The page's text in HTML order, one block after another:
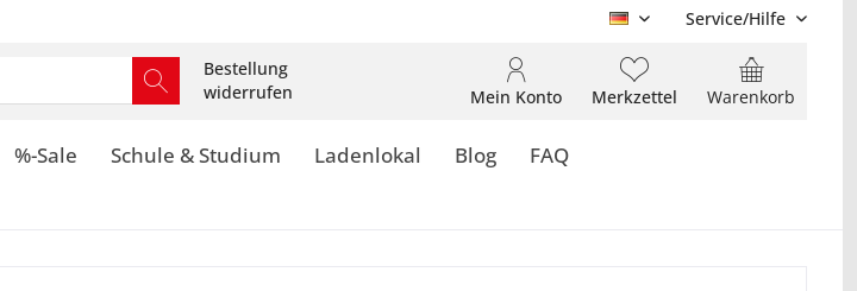
DE Service/Hilfe
Bestellung
widerrufen
Warenkorb
Merkzettel
Mein Konto
%-Sale Schule & Studium Ladenlokal Blog FAQ